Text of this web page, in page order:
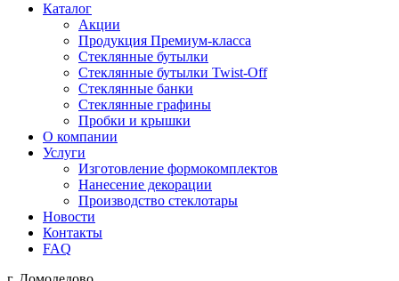
Каталог
Акции
Продукция Премиум-класса
Стеклянные бутылки
Стеклянные бутылки Twist-Off
Стеклянные банки
Стеклянные графины
Пробки и крышки
О компании
Услуги
Изготовление формокомплектов
Нанесение декорации
Производство стеклотары
Новости
Контакты
FAQ